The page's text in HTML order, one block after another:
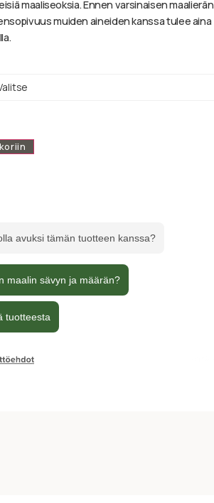
maaliseoksia. Ennen varsinaisen maalierän
muiden aineiden kanssa tulee aina